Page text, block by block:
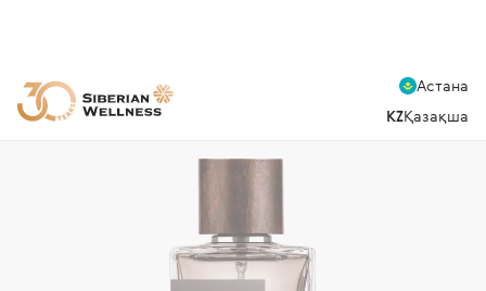
Астана
KZҚазақша